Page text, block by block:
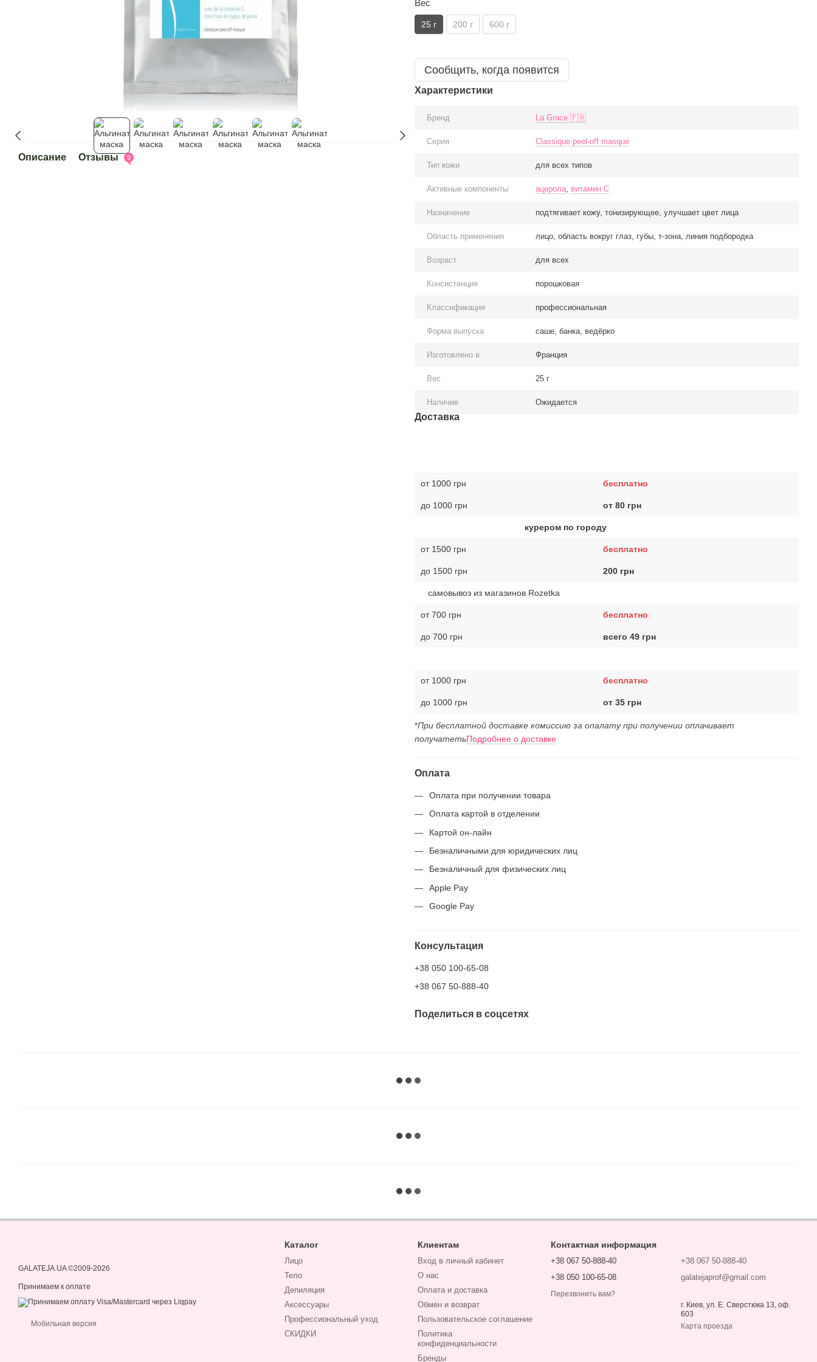
Описание Отзывы 9
Вес
25 г 200 г 600 г
Сообщить, когда появится
Характеристики
Бренд La Grace 🇫🇷
Серия Classique peel-off masque
Тип кожи для всех типов
Активные компоненты ацерола, витамин С
Назначение подтягивает кожу, тонизирующее, улучшает цвет лица
Область применения лицо, область вокруг глаз, губы, т-зона, линия подбородка
Возраст для всех
Консистенция порошковая
Классификация профессиональная
Форма выпуска саше, банка, ведёрко
Изготовлено в Франция
Вес 25 г
Наличие Ожидается
Доставка
от 1000 грн бесплатно
до 1000 грн от 80 грн
курером по городу
от 1500 грн бесплатно
до 1500 грн 200 грн
самовывоз из магазинов Rozetka
от 700 грн бесплатно
до 700 грн всего 49 грн
от 1000 грн бесплатно
до 1000 грн от 35 грн
*При бесплатной доставке комиссию за опалату при получении оплачивает
получатетьПодробнее о доставке
Оплата
Оплата при получении товара
Оплата картой в отделении
Картой он-лайн
Безналичными для юридических лиц
Безналичный для физических лиц
Apple Pay
Google Pay
Консультация
+38 050 100-65-08
+38 067 50-888-40
Поделиться в соцсетях
GALATEJA.UA ©2009-2026
Принимаем к оплате
Мобильная версия
Каталог
Лицо
Тело
Депиляция
Аксессуары
Профессиональный уход
СКИДКИ
Клиентам
Вход в личный кабинет
О нас
Оплата и доставка
Обмен и возврат
Пользовательское соглашение
Политика
конфиденциальности
Бренды
Контактная информация
+38 067 50-888-40
+38 050 100-65-08
Перезвонить вам?
+38 067 50-888-40
galatejaprof@gmail.com
г. Киев, ул. Е. Сверстюка 13, оф.
603
Карта проезда